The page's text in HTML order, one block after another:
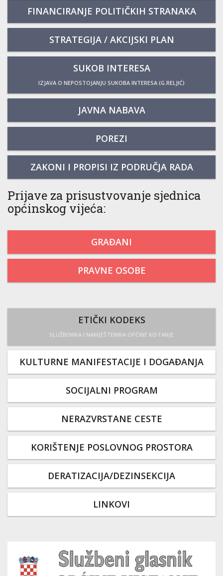
FINANCIRANJE POLITIČKIH STRANAKA
STRATEGIJA / AKCIJSKI PLAN
SUKOB INTERESA
IZJAVA O NEPOSTOJANJU SUKOBA INTERESA (G.RELJIĆ)
JAVNA NABAVA
POREZI
ZAKONI I PROPISI IZ PODRUČJA RADA
Prijave za prisustvovanje sjednica
općinskog vijeća:
GRAĐANI
PRAVNE OSOBE
ETIČKI KODEKS
SLUŽBENIKA I NAMJEŠTENIKA OPĆINE KISTANJE
KULTURNE MANIFESTACIJE I DOGAĐANJA
SOCIJALNI PROGRAM
NERAZVRSTANE CESTE
KORIŠTENJE POSLOVNOG PROSTORA
DERATIZACIJA/DEZINSEKCIJA
LINKOVI